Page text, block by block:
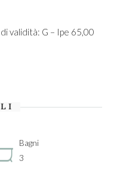
validità: G – Ipe 65,00
Bagni
3